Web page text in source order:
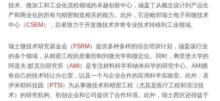
技术、微加工和工业化流程领域的卓越创新中心，涵盖了从概念设计到产品生
产和商业化的所有与精密制造相关的能力。此外，它还毗邻瑞士电子和微技术
中心（CSEM ），后者致力于开发微技术并将专业技术转移到工业领域。
瑞士微技术研究基金会（ FSRM ）提供多种多样的综合培训计划，涵盖该行业
的各个领域，从精密工程的质量控制到微光学和微定位。同时，弗里堡大学的
阿道夫-默克尔研究所（AMI ）是专注材料科学和纳米科学的研究中心。AMI拥
有自己的技术转让办公室，以及一个与企业合作的应用科学实验室。此外，圣
伊米耶科技园（ PTSI ）为从事微技术和精密工程（尤其是医疗工程和清洁技
术）的研究机构、初创企业和公司提供了合作环境。此外，瑞士西区还得益于